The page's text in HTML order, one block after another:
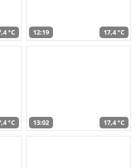
°C 12:19 17,4 °C
°C 13:02 17,4 °C